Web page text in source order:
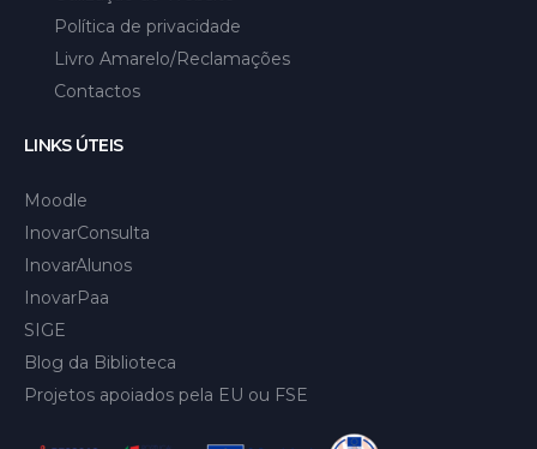
Política de privacidade
Livro Amarelo/Reclamações
Contactos
LINKS ÚTEIS
Moodle
InovarConsulta
InovarAlunos
InovarPaa
SIGE
Blog da Biblioteca
Projetos apoiados pela EU ou FSE